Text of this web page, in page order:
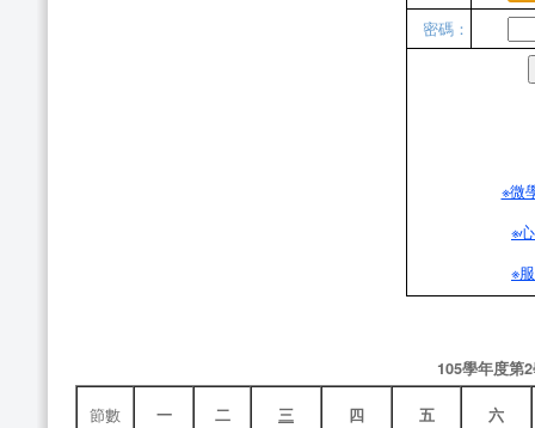
密碼 ：
※微
※
※
105學年度第
節數 一 二 三 四 五 六